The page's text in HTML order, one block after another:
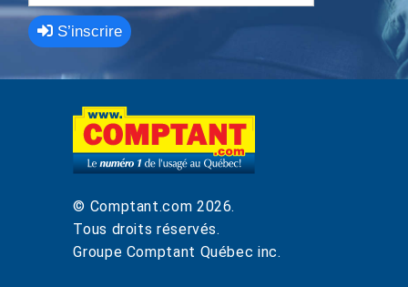
S’inscrire
© Comptant.com 2026.
Tous droits réservés.
Groupe Comptant Québec inc.